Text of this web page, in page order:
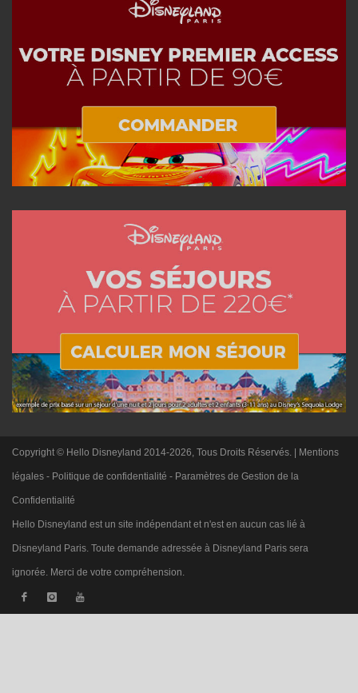
Copyright © Hello Disneyland 2014-2026, Tous Droits Réservés. | Mentions
légales - Politique de confidentialité - Paramètres de Gestion de la
Confidentialité
Hello Disneyland est un site indépendant et n'est en aucun cas lié à
Disneyland Paris. Toute demande adressée à Disneyland Paris sera
ignorée. Merci de votre compréhension.